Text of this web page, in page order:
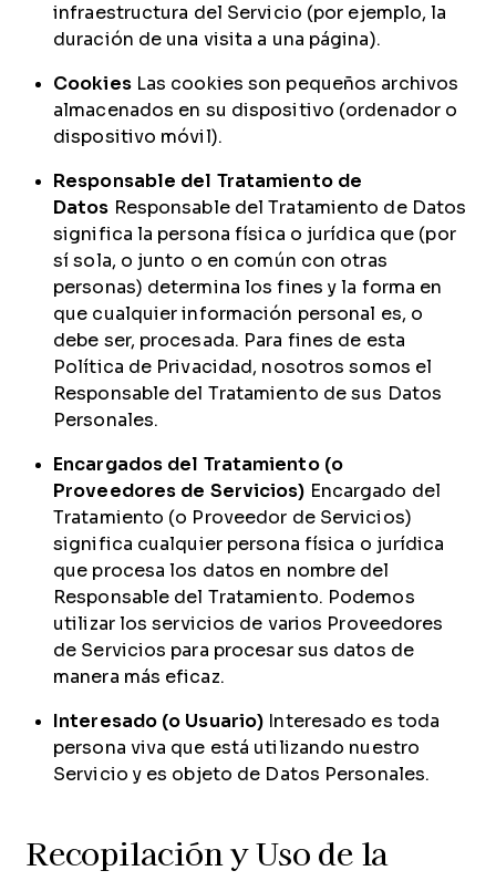
infraestructura del Servicio (por ejemplo, la
duración de una visita a una página).
Cookies Las cookies son pequeños archivos
almacenados en su dispositivo (ordenador o
dispositivo móvil).
Responsable del Tratamiento de
Datos Responsable del Tratamiento de Datos
significa la persona física o jurídica que (por
sí sola, o junto o en común con otras
personas) determina los fines y la forma en
que cualquier información personal es, o
debe ser, procesada. Para fines de esta
Política de Privacidad, nosotros somos el
Responsable del Tratamiento de sus Datos
Personales.
Encargados del Tratamiento (o
Proveedores de Servicios) Encargado del
Tratamiento (o Proveedor de Servicios)
significa cualquier persona física o jurídica
que procesa los datos en nombre del
Responsable del Tratamiento. Podemos
utilizar los servicios de varios Proveedores
de Servicios para procesar sus datos de
manera más eficaz.
Interesado (o Usuario) Interesado es toda
persona viva que está utilizando nuestro
Servicio y es objeto de Datos Personales.
Recopilación y Uso de la